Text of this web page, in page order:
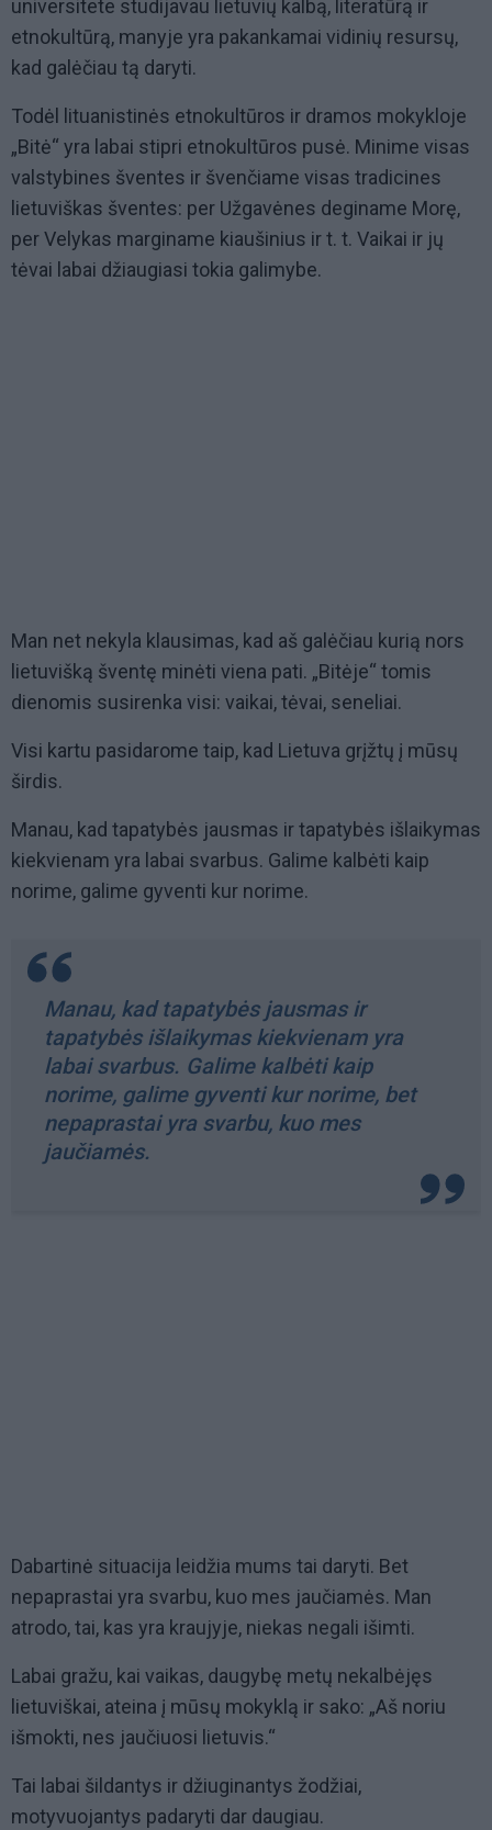
universitete studijavau lietuvių kalbą, literatūrą ir
etnokultūrą, manyje yra pakankamai vidinių resursų,
kad galėčiau tą daryti.
Todėl lituanistinės etnokultūros ir dramos mokykloje
„Bitė“ yra labai stipri etnokultūros pusė. Minime visas
valstybines šventes ir švenčiame visas tradicines
lietuviškas šventes: per Užgavėnes deginame Morę,
per Velykas marginame kiaušinius ir t. t. Vaikai ir jų
tėvai labai džiaugiasi tokia galimybe.
Man net nekyla klausimas, kad aš galėčiau kurią nors
lietuvišką šventę minėti viena pati. „Bitėje“ tomis
dienomis susirenka visi: vaikai, tėvai, seneliai.
Visi kartu pasidarome taip, kad Lietuva grįžtų į mūsų
širdis.
Manau, kad tapatybės jausmas ir tapatybės išlaikymas
kiekvienam yra labai svarbus. Galime kalbėti kaip
norime, galime gyventi kur norime.
Manau, kad tapatybės jausmas ir
tapatybės išlaikymas kiekvienam yra
labai svarbus. Galime kalbėti kaip
norime, galime gyventi kur norime, bet
nepaprastai yra svarbu, kuo mes
jaučiamės.
Dabartinė situacija leidžia mums tai daryti. Bet
nepaprastai yra svarbu, kuo mes jaučiamės. Man
atrodo, tai, kas yra kraujyje, niekas negali išimti.
Labai gražu, kai vaikas, daugybę metų nekalbėjęs
lietuviškai, ateina į mūsų mokyklą ir sako: „Aš noriu
išmokti, nes jaučiuosi lietuvis.“
Tai labai šildantys ir džiuginantys žodžiai,
motyvuojantys padaryti dar daugiau.